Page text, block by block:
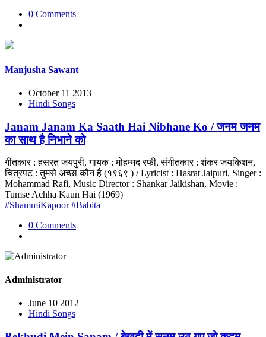
0 Comments
Manjusha Sawant
October 11 2013
Hindi Songs
Janam Janam Ka Saath Hai Nibhane Ko / जनम जनम
का साथ है निभाने को
गीतकार : हसरत जयपुरी, गायक : मोहम्मद रफी, संगीतकार : शंकर जयकिशन,
चित्रपट : तुमसे अच्छा कौन है (१९६९ ) / Lyricist : Hasrat Jaipuri, Singer :
Mohammad Rafi, Music Director : Shankar Jaikishan, Movie :
Tumse Achha Kaun Hai (1969)
#ShammiKapoor #Babita
0 Comments
Administrator
June 10 2012
Hindi Songs